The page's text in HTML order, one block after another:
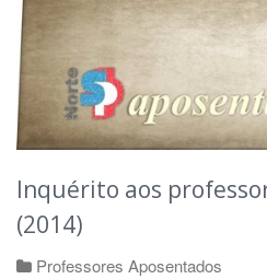
Inquérito aos
(2014)
Professores Aposentados